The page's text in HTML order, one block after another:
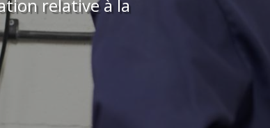
relative à la